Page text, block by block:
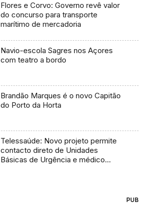
Flores e Corvo: Governo revê valor
do concurso para transporte
marítimo de mercadoria
Navio-escola Sagres nos Açores
com teatro a bordo
Brandão Marques é o novo Capitão
do Porto da Horta
Telessaúde: Novo projeto permite
contacto direto de Unidades
Básicas de Urgência e médico
PUB